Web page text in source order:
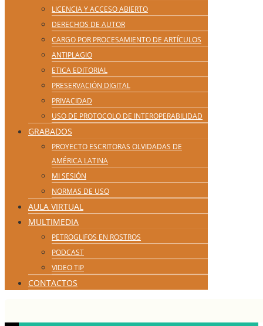
LICENCIA Y ACCESO ABIERTO
DERECHOS DE AUTOR
CARGO POR PROCESAMIENTO DE ARTÍCULOS
ANTIPLAGIO
ETICA EDITORIAL
PRESERVACIÓN DIGITAL
PRIVACIDAD
USO DE PROTOCOLO DE INTEROPERABILIDAD
GRABADOS
PROYECTO ESCRITORAS OLVIDADAS DE
AMÉRICA LATINA
MI SESIÓN
NORMAS DE USO
AULA VIRTUAL
MULTIMEDIA
PETROGLIFOS EN ROSTROS
PODCAST
VIDEO TIP
CONTACTOS